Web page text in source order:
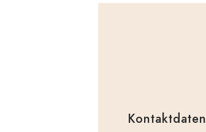
Kontaktdaten